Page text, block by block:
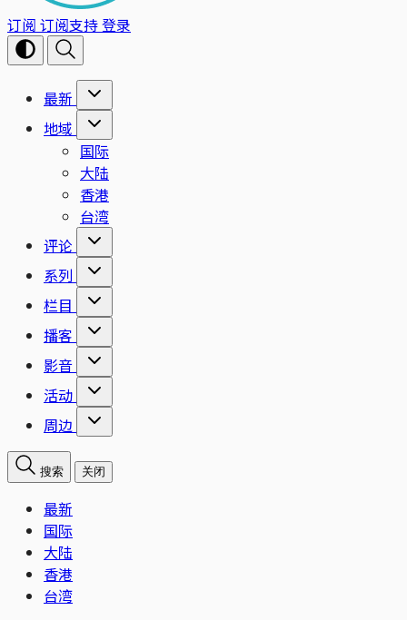
订阅 订阅支持登录
最新
地域
国际
大陆
香港
台湾
评论
系列
栏目
播客
影音
活动
周边
搜索 关闭
最新
国际
大陆
香港
台湾